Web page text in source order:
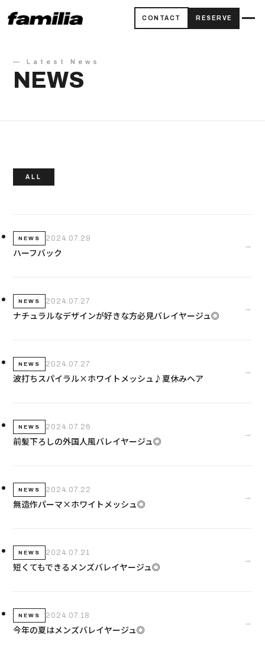
CONTACT RESERVE
— Latest News
NEWS
ALL
NEWS 2024.07.29
ハーフバック
→
NEWS 2024.07.27
ナチュラルなデザインが好きな方必見バレイヤージュ◎
→
NEWS 2024.07.27
波打ちスパイラル×ホワイトメッシュ♪夏休みヘア
→
NEWS 2024.07.26
前髪下ろしの外国人風バレイヤージュ◎
→
NEWS 2024.07.22
無造作パーマ×ホワイトメッシュ◎
→
NEWS 2024.07.21
短くてもできるメンズバレイヤージュ◎
→
NEWS 2024.07.18
今年の夏はメンズバレイヤージュ◎
→